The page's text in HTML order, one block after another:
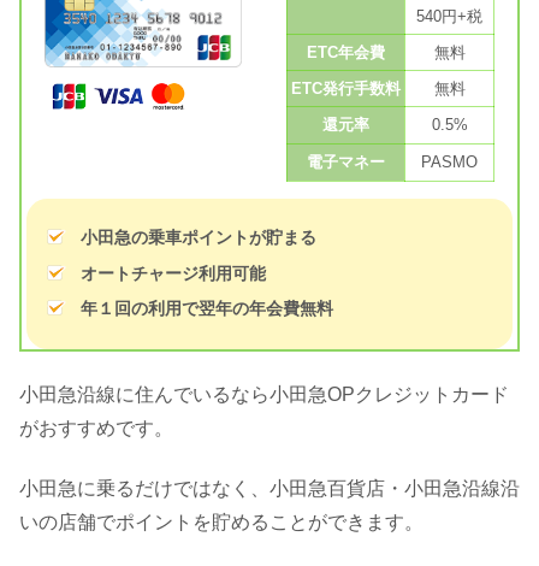
540円+税
ETC年会費
無料
ETC発行手数料
無料
還元率
0.5%
電子マネー PASMO
小田急の乗車ポイントが貯まる
オートチャージ利用可能
年１回の利用で翌年の年会費無料
小田急沿線に住んでいるなら小田急OPクレジットカード
がおすすめです。
小田急に乗るだけではなく、小田急百貨店・小田急沿線沿
いの店舗でポイントを貯めることができます。